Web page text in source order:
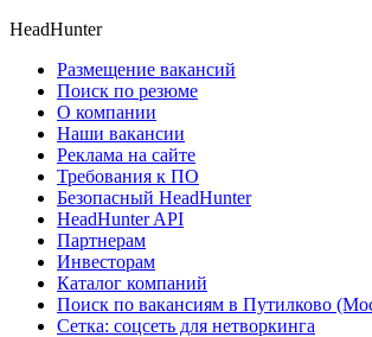
HeadHunter
Размещение вакансий
Поиск по резюме
О компании
Наши вакансии
Реклама на сайте
Требования к ПО
Безопасный HeadHunter
HeadHunter API
Партнерам
Инвесторам
Каталог компаний
Поиск по вакансиям в Путилково
Сетка: соцсеть для нетворкинга